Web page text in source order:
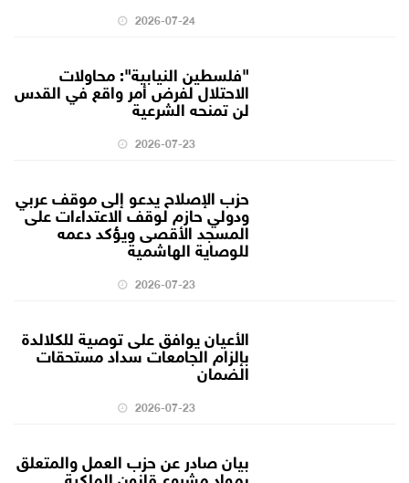
2026-07-24
"فلسطين النيابية": محاولات
الاحتلال لفرض أمر واقع في القدس
لن تمنحه الشرعية
2026-07-23
حزب الإصلاح يدعو إلى موقف عربي
ودولي حازم لوقف الاعتداءات على
المسجد الأقصى ويؤكد دعمه
للوصاية الهاشمية
2026-07-23
الأعيان يوافق على توصية للكلالدة
بإلزام الجامعات سداد مستحقات
الضمان
2026-07-23
بيان صادر عن حزب العمل والمتعلق